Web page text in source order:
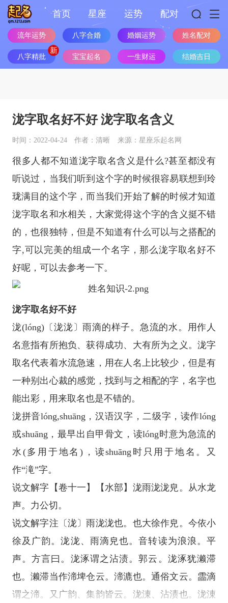
首页 星座 运势 配对
流年运势 八字合婚 婚姻运势 姓名配对
八字精批 宝宝起名 一生财运 结婚吉日
泷字取名好不好 泷字取名含义
时间：2022-04-24 作者：清晰 来源：星座乐起名网
很多人都不知道泷字取名含义是什么?甚至都没有
听说过，当我们听到这个字的时候很容易联想到玲
珑满目的这个字，而当我们开始了解的时候才知道
泷字取名和水相关，大家觉得这个字的含义挺不错
的，也很独特，但是不知道有什么可以与之搭配的
字,可以完美的组成一个名字，那么泷字取名好不
好呢，可以去参考一下。
泷字取名好不好
泷(lóng)〔泷泷〕雨滴的样子。急流的水。用作人
名意指有所抱负、获得成功、大有所为之义。泷字
取名代表着水流急速，用在人名上比较少，但是有
一种别出心裁的感觉，找到与之相配的字，名字也
能出彩，用来取名也是不错的。
泷拼音lóng,shuāng，汉语汉字，二级字，读作lóng
或shuāng，最早出自甲骨文，读lóng时意为急流的
水(多用于地名)，读shuāng时只用于地名。又
作“滝”字。
说文解字【卷十一】【水部】泷雨泷泷皃。从水龙
声。力公切。
说文解字注〔泷〕雨泷泷也。也大徐作皃。今依小
徐及广韵。泷泷、雨滴皃也。音转读为浪浪。平
声。方言曰。泷涿谓之沾渍。郭云。泷涿犹濑滞
也。濑滞当作渧埤仓云。渧漉也。通俗文云。霝滴
谓之渧。又广韵、集韵皆云。泷涷、沾渍也。泷涷